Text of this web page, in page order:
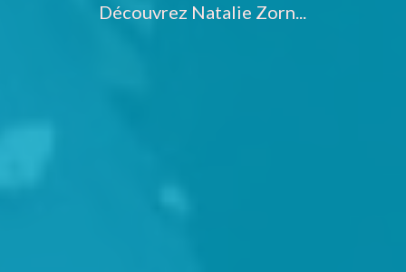
Découvrez Natalie Zorn...